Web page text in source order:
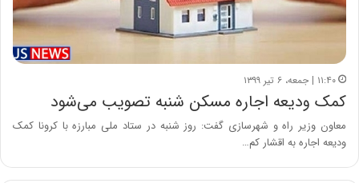
۱۱:۴۰ | جمعه، ۶ تیر ۱۳۹۹
کمک ودیعه اجاره مسکن شنبه تصویب می‌شود
معاون وزیر راه و شهرسازی گفت: روز شنبه در ستاد ملی مبارزه با کرونا کمک
ودیعه اجاره به اقشار کم…